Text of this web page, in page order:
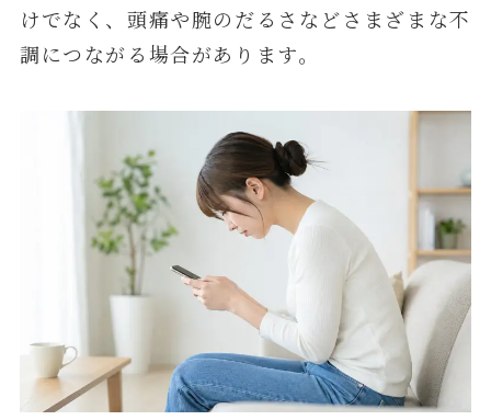
けでなく、頭痛や腕のだるさなどさまざまな不
調につながる場合があります。